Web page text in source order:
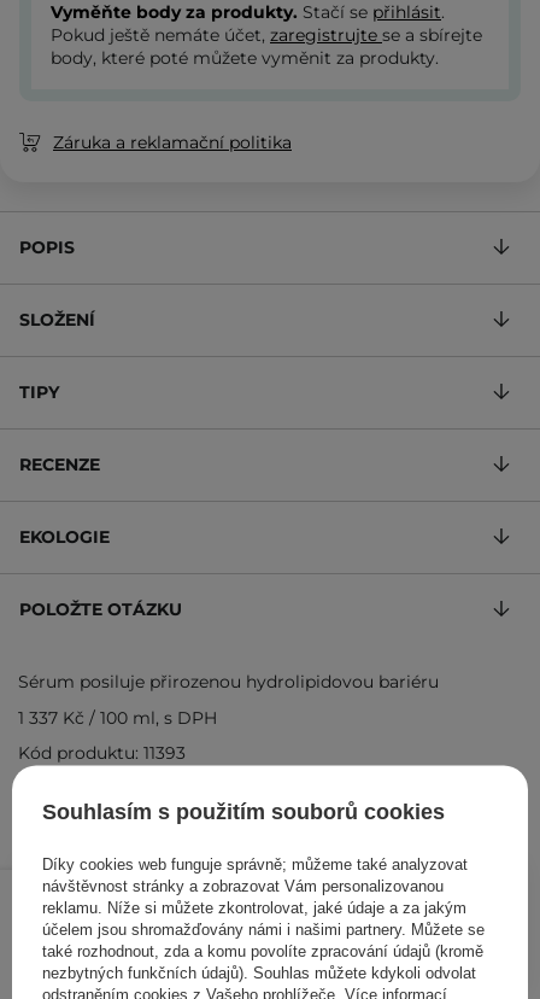
401 Kč /ks
PŘIDAT DO KOŠÍKU
Vyměňte body za produkty. Stačí se přihlásit.
Pokud ještě nemáte účet, zaregistrujte se a sbírejte
body, které poté můžete vyměnit za produkty.
Záruka a reklamační politika
POPIS
SLOŽENÍ
TIPY
RECENZE
EKOLOGIE
POLOŽTE OTÁZKU
Sérum posiluje přirozenou hydrolipidovou bariéru
1 337 Kč / 100 ml, s DPH
Kód produktu: 11393
Souhlasím s použitím souborů cookies
Díky cookies web funguje správně; můžeme také analyzovat
návštěvnost stránky a zobrazovat Vám personalizovanou
reklamu. Níže si můžete zkontrolovat, jaké údaje a za jakým
účelem jsou shromažďovány námi i našimi partnery. Můžete se
také rozhodnout, zda a komu povolíte zpracování údajů (kromě
nezbytných funkčních údajů). Souhlas můžete kdykoli odvolat
odstraněním cookies z Vašeho prohlížeče. Více informací